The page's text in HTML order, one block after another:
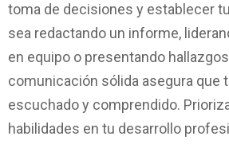
toma de decisiones y establecer
sea redactando un informe,
en equipo o presentando
comunicación sólida asegura que
escuchado y comprendido.
habilidades en tu desarrollo